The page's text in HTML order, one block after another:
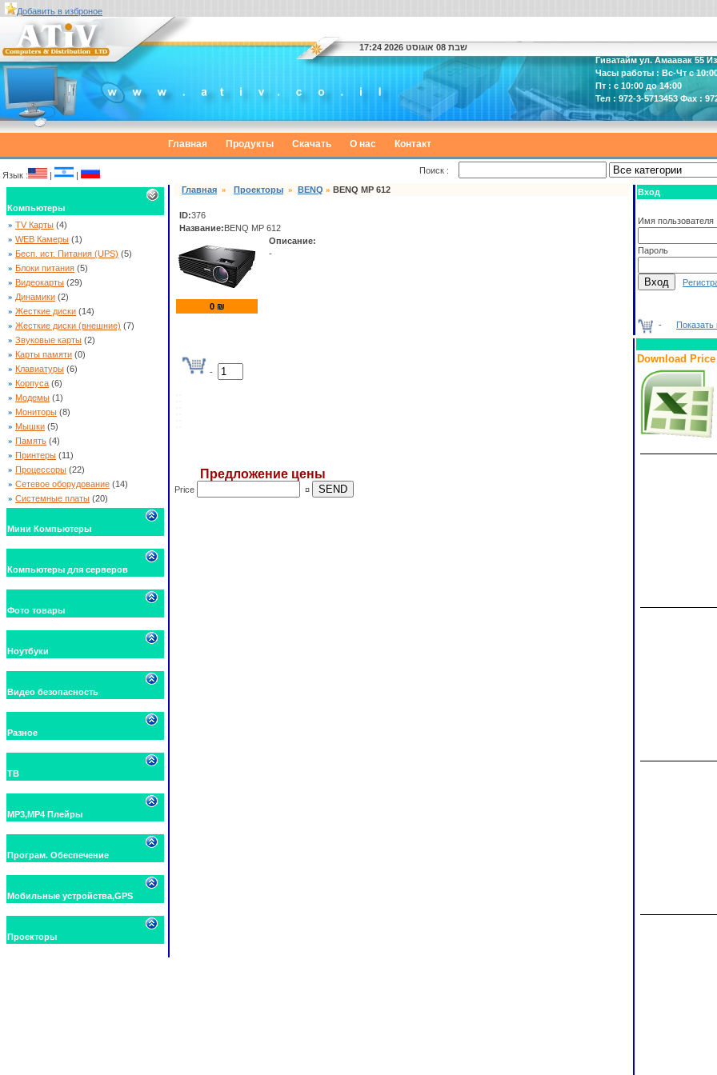
Добавить в изброное
שבת 08 אוגוסט 2026 17:24
Гиватайм ул. Амаавак 55
Часы работы : Вс-Чт с
Пт : с 10:00 до 14:00
Тел : 972-3-5713453 Фах :
Главная Продукты Скачать О нас Контакт
Язык : | | Поиск :
Компьютеры
» TV Карты (4)
» WEB Камеры (1)
» Бесп. ист. Питания (UPS) (5)
» Блоки питания (5)
» Видеокарты (29)
» Динамики (2)
» Жесткие диски (14)
» Жесткие диски (внешние) (7)
» Звуковые карты (2)
» Карты памяти (0)
» Клавиатуры (6)
» Корпуса (6)
» Модемы (1)
» Мониторы (8)
» Мышки (5)
» Память (4)
» Принтеры (11)
» Процессоры (22)
» Сетевое оборудование (14)
» Системные платы (20)
Мини Компьютеры
Компьютеры для серверов
Фото товары
Ноутбуки
Видео безопасность
Разное
ТВ
MP3,MP4 Плейры
Програм. Обеспечение
Мобильные устройства,GPS
Проекторы
Главная » Проекторы » BENQ » BENQ MP 612
ID:376
Название:BENQ MP 612
0₪
Описание:
-
-
Предложение цены
Price ¤
Вход
Имя пользователя
Пароль
- Показать
Download